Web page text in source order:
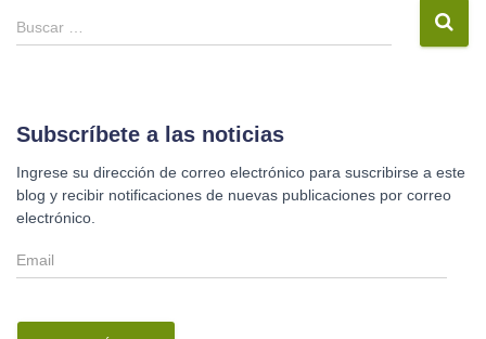
entradas
B
u
r
Buscar …
Subscríbete a las noticias
Ingrese su dirección de correo electrónico para suscribirse a este
blog y recibir notificaciones de nuevas publicaciones por correo
electrónico.
E
m
i